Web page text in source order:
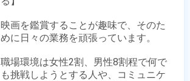
映画を鑑賞することが趣味で、そのた
めに日々の業務を頑張っています。
職場環境は女性2割、男性8割程で何で
も挑戦しようとする人や、コミュニケ